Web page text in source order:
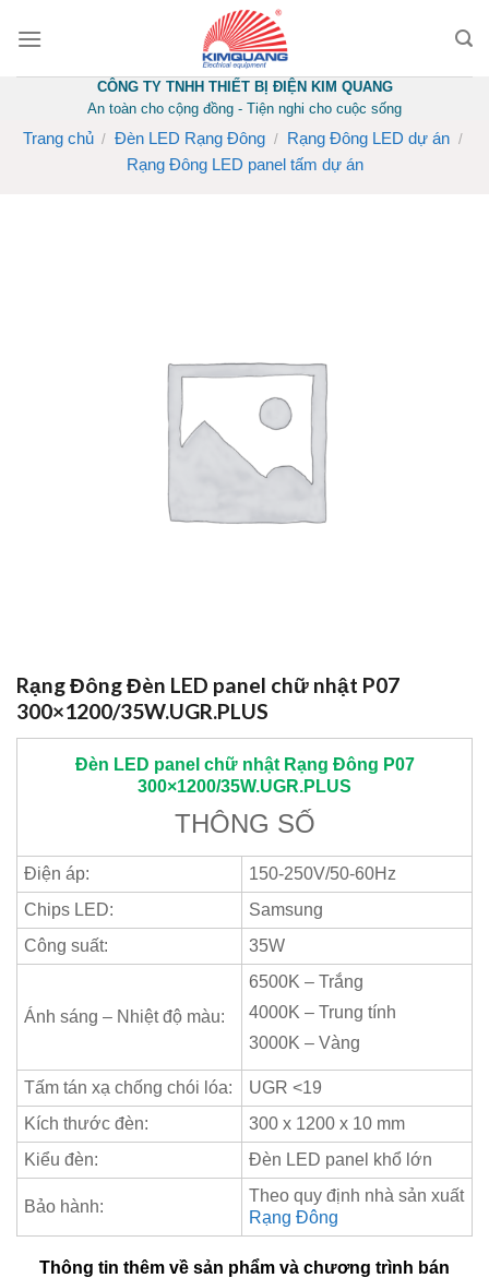
CÔNG TY TNHH THIẾT BỊ ĐIỆN KIM QUANG
An toàn cho cộng đồng - Tiện nghi cho cuộc sống
Trang chủ / Đèn LED Rạng Đông / Rạng Đông LED dự án /
Rạng Đông LED panel tấm dự án
Rạng Đông Đèn LED panel chữ nhật P07
300×1200/35W.UGR.PLUS
Đèn LED panel chữ nhật Rạng Đông P07
300×1200/35W.UGR.PLUS
THÔNG SỐ
Điện áp:
150-250V/50-60Hz
Chips LED:
Samsung
Công suất:
35W
Ánh sáng – Nhiệt độ màu:
6500K – Trắng
4000K – Trung tính
3000K – Vàng
Tấm tán xạ chống chói lóa:
UGR <19
Kích thước đèn:
300 x 1200 x 10 mm
Kiểu đèn:
Đèn LED panel khổ lớn
Bảo hành:
Theo quy định nhà sản xuất
Rạng Đông
Thông tin thêm về sản phẩm và chương trình bán